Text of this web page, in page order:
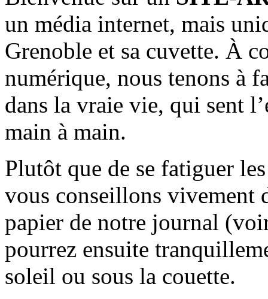
un média internet, mais
Grenoble et sa cuvette. À
numérique, nous tenons à
dans la vraie vie, qui sent
main à main.
Plutôt que de se fatiguer
vous conseillons vivement
papier de notre journal
pourrez ensuite
soleil ou sous la couette.